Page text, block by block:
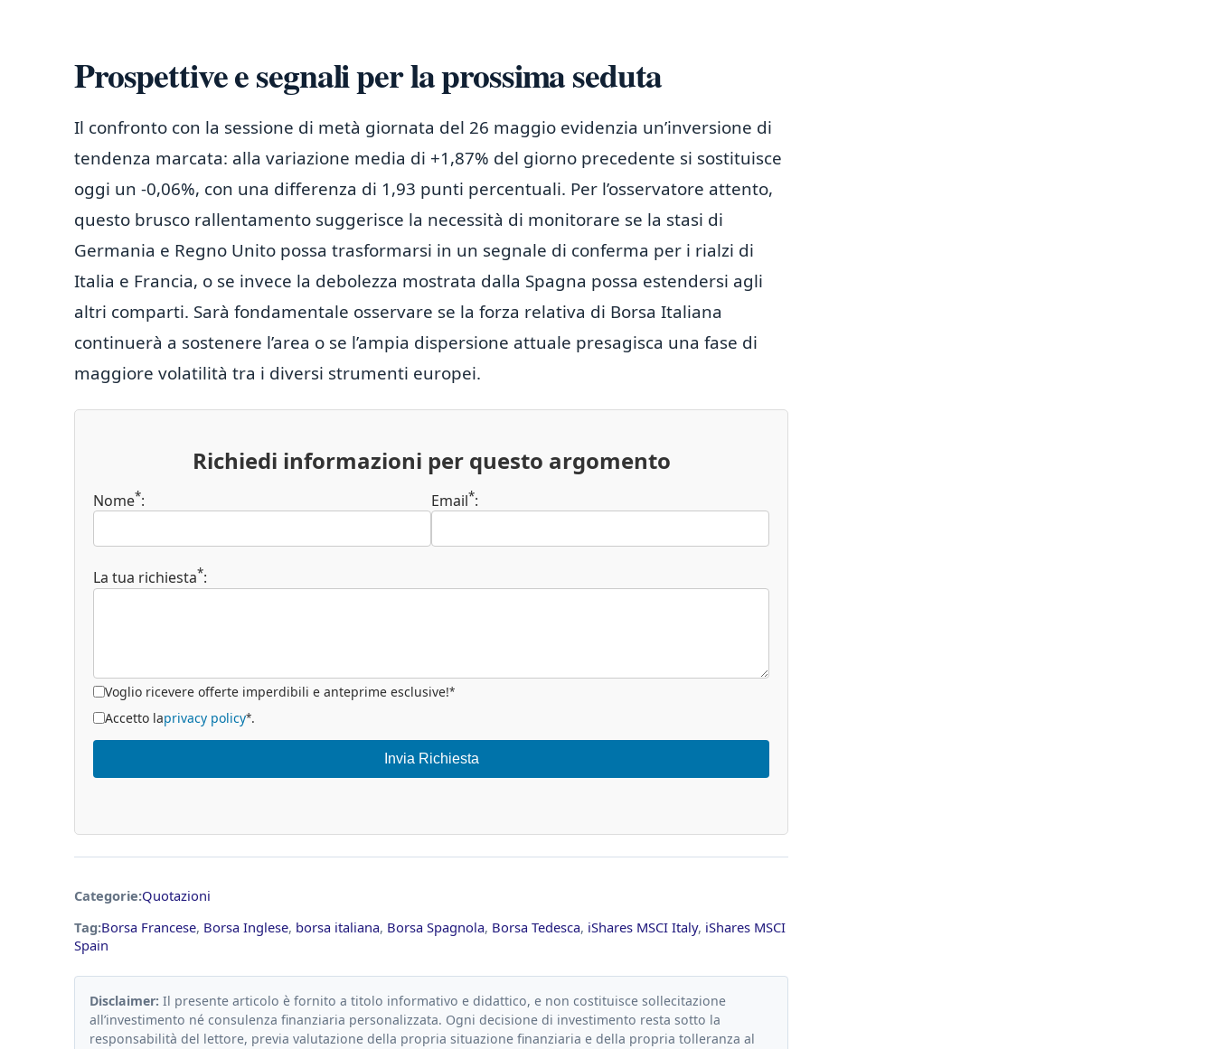
Prospettive e segnali per la prossima seduta
Il confronto con la sessione di metà giornata del 26 maggio evidenzia un’inversione di
tendenza marcata: alla variazione media di +1,87% del giorno precedente si sostituisce
oggi un -0,06%, con una differenza di 1,93 punti percentuali. Per l’osservatore attento,
questo brusco rallentamento suggerisce la necessità di monitorare se la stasi di
Germania e Regno Unito possa trasformarsi in un segnale di conferma per i rialzi di
Italia e Francia, o se invece la debolezza mostrata dalla Spagna possa estendersi agli
altri comparti. Sarà fondamentale osservare se la forza relativa di Borsa Italiana
continuerà a sostenere l’area o se l’ampia dispersione attuale presagisca una fase di
maggiore volatilità tra i diversi strumenti europei.
Richiedi informazioni per questo argomento
Nome*: Email*:
La tua richiesta*:
Voglio ricevere offerte imperdibili e anteprime esclusive!*
Accetto laprivacy policy*.
Invia Richiesta
Categorie:Quotazioni
Tag:Borsa Francese, Borsa Inglese, borsa italiana, Borsa Spagnola, Borsa Tedesca, iShares MSCI Italy, iShares MSCI
Spain
Disclaimer: Il presente articolo è fornito a titolo informativo e didattico, e non costituisce sollecitazione
all’investimento né consulenza finanziaria personalizzata. Ogni decisione di investimento resta sotto la
responsabilità del lettore, previa valutazione della propria situazione finanziaria e della propria tolleranza al